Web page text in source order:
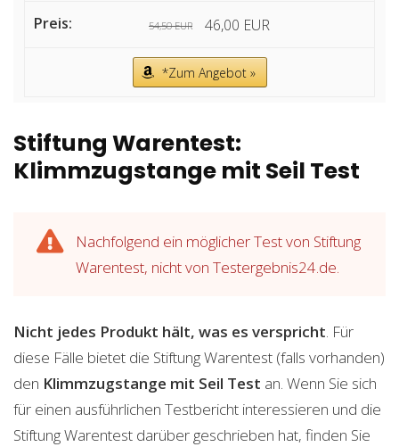
54,50 EUR 46,00 EUR
*Zum Angebot »
Stiftung Warentest:
Klimmzugstange mit Seil Test
Nachfolgend ein möglicher Test von Stiftung
Warentest, nicht von Testergebnis24.de.
Nicht jedes Produkt hält, was es verspricht . Für
diese Fälle bietet die Stiftung Warentest (falls vorhanden)
den Klimmzugstange mit Seil Test an. Wenn Sie sich
für einen ausführlichen Testbericht interessieren und die
Stiftung Warentest darüber geschrieben hat, finden Sie